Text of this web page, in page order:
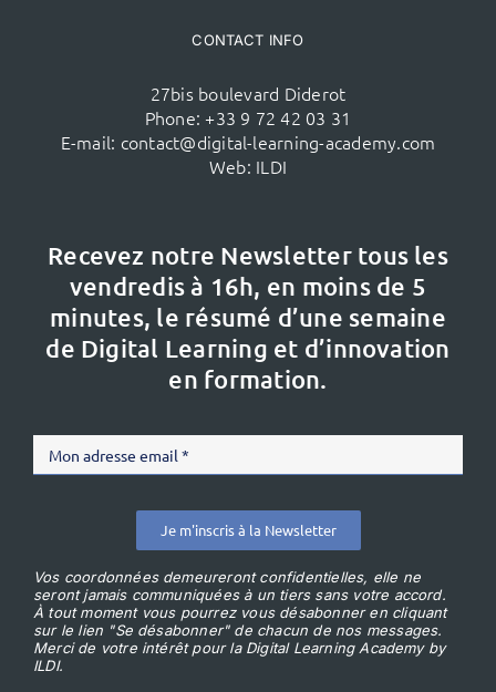
CONTACT INFO
27bis boulevard Diderot
Phone: +33 9 72 42 03 31
E-mail: contact@digital-learning-academy.com
Web: ILDI
Recevez notre Newsletter tous les
vendredis à 16h, en moins de 5
minutes, le résumé d’une semaine
de Digital Learning et d’innovation
en formation.
Je m'inscris à la Newsletter
Vos coordonnées demeureront confidentielles, elle ne
seront jamais communiquées à un tiers sans votre accord.
À tout moment vous pourrez vous désabonner en cliquant
sur le lien "Se désabonner" de chacun de nos messages.
Merci de votre intérêt pour la Digital Learning Academy by
ILDI.